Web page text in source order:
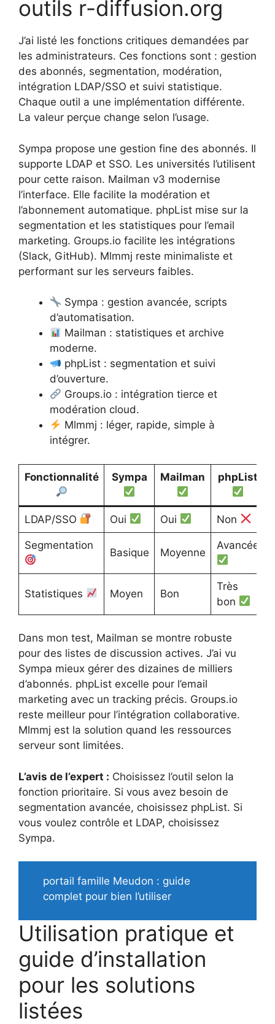
outils r-diffusion.org
J’ai listé les fonctions critiques demandées par
les administrateurs. Ces fonctions sont : gestion
des abonnés, segmentation, modération,
intégration LDAP/SSO et suivi statistique.
Chaque outil a une implémentation différente.
La valeur perçue change selon l’usage.
Sympa propose une gestion fine des abonnés. Il
supporte LDAP et SSO. Les universités l’utilisent
pour cette raison. Mailman v3 modernise
l’interface. Elle facilite la modération et
l’abonnement automatique. phpList mise sur la
segmentation et les statistiques pour l’email
marketing. Groups.io facilite les intégrations
(Slack, GitHub). Mlmmj reste minimaliste et
performant sur les serveurs faibles.
Sympa : gestion avancée, scripts
d’automatisation.
Mailman : statistiques et archive
moderne.
phpList : segmentation et suivi
d’ouverture.
Groups.io : intégration tierce et
modération cloud.
Mlmmj : léger, rapide, simple à
intégrer.
Fonctionnalité Sympa Mailman phpList
LDAP/SSO Oui Oui Non
Segmentation
Basique Moyenne
Avancée
Statistiques Moyen Bon
Très
bon
Dans mon test, Mailman se montre robuste
pour des listes de discussion actives. J’ai vu
Sympa mieux gérer des dizaines de milliers
d’abonnés. phpList excelle pour l’email
marketing avec un tracking précis. Groups.io
reste meilleur pour l’intégration collaborative.
Mlmmj est la solution quand les ressources
serveur sont limitées.
L’avis de l’expert : Choisissez l’outil selon la
fonction prioritaire. Si vous avez besoin de
segmentation avancée, choisissez phpList. Si
vous voulez contrôle et LDAP, choisissez
Sympa.
portail famille Meudon : guide
complet pour bien l’utiliser
Utilisation pratique et
guide d’installation
pour les solutions
listées